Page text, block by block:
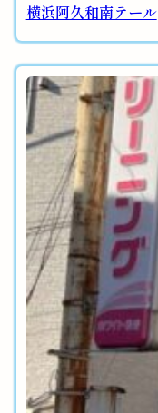
横浜阿久和南テール